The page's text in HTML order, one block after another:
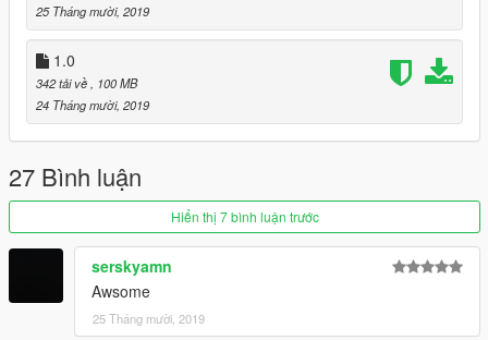
25 Tháng mười, 2019
1.0
342 tải về
, 100 MB
24 Tháng mười, 2019
27 Bình luận
Hiển thị 7 bình luận trước
serskyamn
Awsome
25 Tháng mười, 2019